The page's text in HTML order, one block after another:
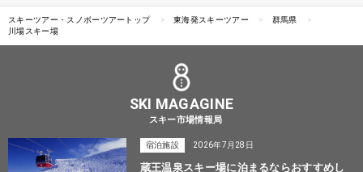
スキーツアー・スノボーツアートップ 東海発スキーツアー
群馬県
川場スキー場
SKI MAGAGINE
スキー市場情報局
宿泊施設 2026年7月28日
蔵王温泉スキー場に泊まるならおすすめし